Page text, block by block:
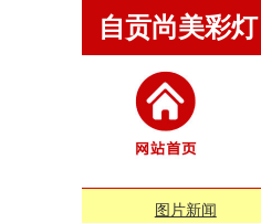
自贡尚美彩灯
图片新闻